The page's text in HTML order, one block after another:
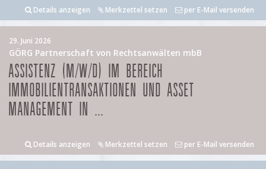
Details anzeigen Merkzettel setzen per E-Mail versenden
29. Juni 2026
GÖRG Partnerschaft von Rechtsanwälten mbB
ASSISTENZ (M/W/D) IM BEREICH
IMMOBILIENTRANSAKTIONEN UND ASSET
MANAGEMENT IN ...
Details anzeigen Merkzettel setzen per E-Mail versenden